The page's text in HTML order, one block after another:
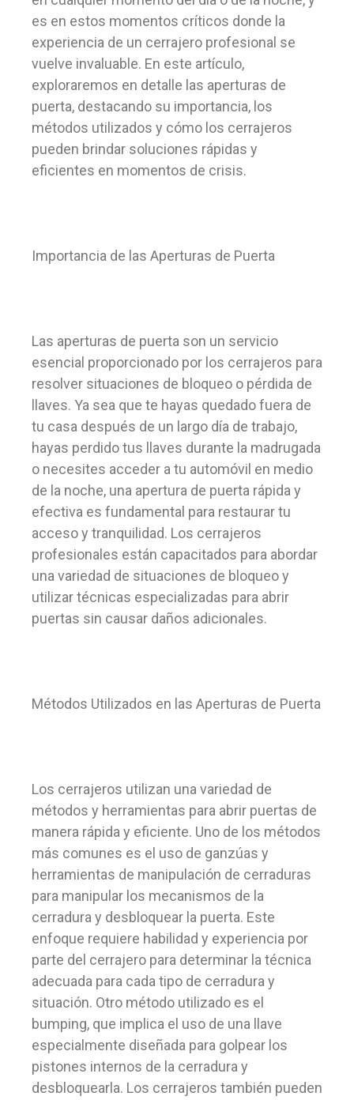
es en estos momentos críticos donde la
experiencia de un cerrajero profesional se
vuelve invaluable. En este artículo,
exploraremos en detalle las aperturas de
puerta, destacando su importancia, los
métodos utilizados y cómo los cerrajeros
pueden brindar soluciones rápidas y
eficientes en momentos de crisis.
Importancia de las Aperturas de Puerta
Las aperturas de puerta son un servicio
esencial proporcionado por los cerrajeros para
resolver situaciones de bloqueo o pérdida de
llaves. Ya sea que te hayas quedado fuera de
tu casa después de un largo día de trabajo,
hayas perdido tus llaves durante la madrugada
o necesites acceder a tu automóvil en medio
de la noche, una apertura de puerta rápida y
efectiva es fundamental para restaurar tu
acceso y tranquilidad. Los cerrajeros
profesionales están capacitados para abordar
una variedad de situaciones de bloqueo y
utilizar técnicas especializadas para abrir
puertas sin causar daños adicionales.
Métodos Utilizados en las Aperturas de Puerta
Los cerrajeros utilizan una variedad de
métodos y herramientas para abrir puertas de
manera rápida y eficiente. Uno de los métodos
más comunes es el uso de ganzúas y
herramientas de manipulación de cerraduras
para manipular los mecanismos de la
cerradura y desbloquear la puerta. Este
enfoque requiere habilidad y experiencia por
parte del cerrajero para determinar la técnica
adecuada para cada tipo de cerradura y
situación. Otro método utilizado es el
bumping, que implica el uso de una llave
especialmente diseñada para golpear los
pistones internos de la cerradura y
desbloquearla. Los cerrajeros también pueden